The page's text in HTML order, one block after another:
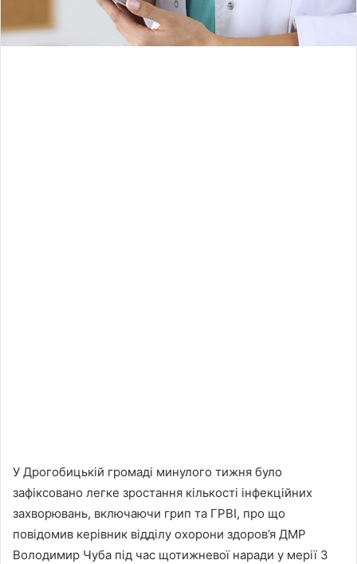
У Дрогобицькій громаді минулого тижня було
зафіксовано легке зростання кількості інфекційних
захворювань, включаючи грип та ГРВІ, про що
повідомив керівник відділу охорони здоров’я ДМР
Володимир Чуба під час щотижневої наради у мерії 3